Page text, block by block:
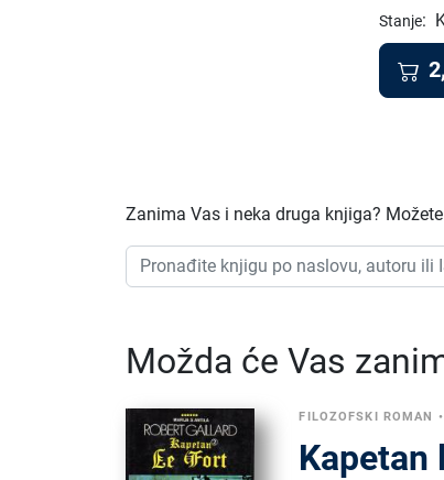
Stanje:
Zanima Vas i neka druga knjiga?
Možda će Vas
FILOZOFSKI ROMAN •
Kapetan